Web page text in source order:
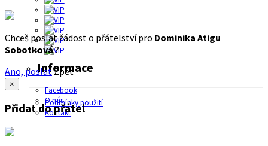
Informace
Facebook
O nás
Podmínky použití
Kontakt
Chceš poslat žádost o přátelství pro Dominika Atigu
Sobotková?
Ano, poslatZpět
×
Přidat do přátel